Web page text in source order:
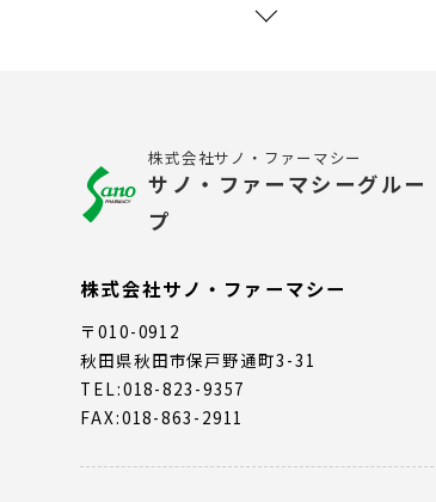
株式会社サノ・ファーマシー
サノ・ファーマシーグルー
プ
株式会社サノ・ファーマシー
〒010-0912
秋田県秋田市保戸野通町3-31
TEL:018-823-9357
FAX:018-863-2911